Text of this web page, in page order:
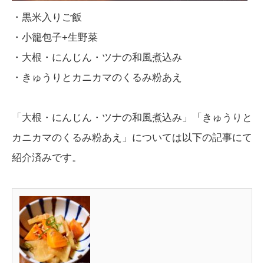
・黒米入りご飯
・小籠包子+生野菜
・大根・にんじん・ツナの和風煮込み
・きゅうりとカニカマのくるみ粉あえ
「大根・にんじん・ツナの和風煮込み」「きゅうりと
カニカマのくるみ粉あえ」については以下の記事にて
紹介済みです。